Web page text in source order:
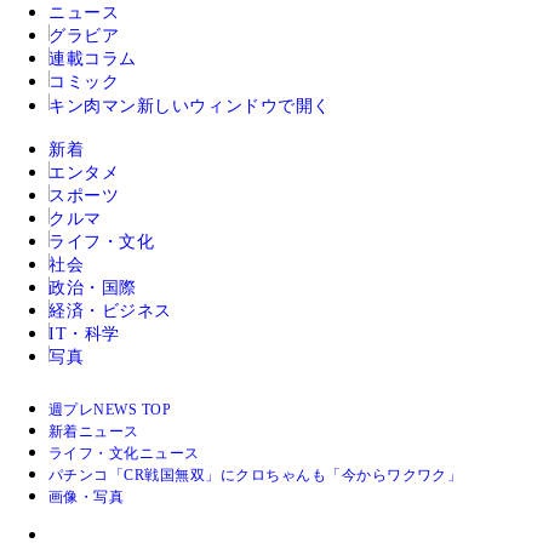
ニュース
グラビア
連載コラム
コミック
キン肉マン 新しいウィンドウで開く
新着
エンタメ
スポーツ
クルマ
ライフ・文化
社会
政治・国際
経済・ビジネス
IT・科学
写真
週プレNEWS TOP
新着ニュース
ライフ・文化ニュース
パチンコ「CR戦国無双」にクロちゃんも「今からワクワク」
画像・写真